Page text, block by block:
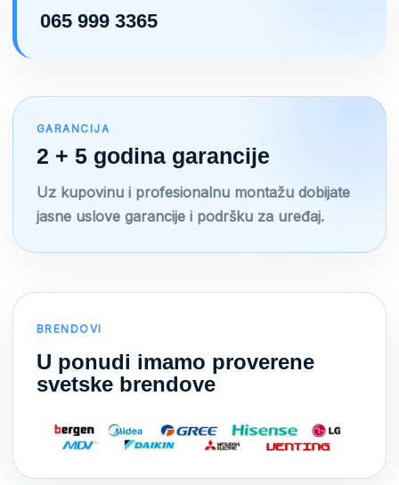
065 999 3365
GARANCIJA
2 + 5 godina garancije
Uz kupovinu i profesionalnu montažu dobijate
jasne uslove garancije i podršku za uređaj.
BRENDOVI
U ponudi imamo proverene
svetske brendove